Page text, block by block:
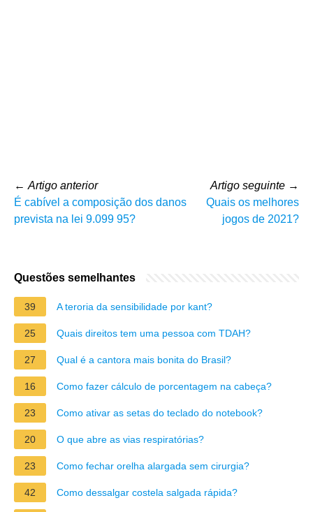
← Artigo anterior
É cabível a composição dos danos
prevista na lei 9.099 95?
Artigo seguinte →
Quais os melhores
jogos de 2021?
Questões semelhantes
39 A teroria da sensibilidade por kant?
25 Quais direitos tem uma pessoa com TDAH?
27 Qual é a cantora mais bonita do Brasil?
16 Como fazer cálculo de porcentagem na cabeça?
23 Como ativar as setas do teclado do notebook?
20 O que abre as vias respiratórias?
23 Como fechar orelha alargada sem cirurgia?
42 Como dessalgar costela salgada rápida?